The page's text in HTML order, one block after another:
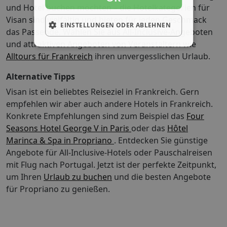
und Hotel buchen möchten – die Hotelkategorien für
Visan sind vielfältig und bieten für jeden Geschmack
das Passende. Wählen Sie aus All-Inclusive-Angeboten
und attraktiven Angeboten von Veranstaltern wie
Alltours für Frankreich ihren unvergesslichen Urlaub.
Alternative Tipps
Visan ist ein beliebtes Reiseziel in Frankreich. Gern
empfehlen wir aber auch andere Hotels in Frankreich.
Konkrete Empfehlungen sind zum Beispiel das Four
Seasons Hotel George V in Paris oder das Hôtel
Marinca & Spa in Propriano . Entdecken Sie günstige
Angebote für All-Inclusive-Hotels oder Pauschalreisen
mit Flug nach Portugal. Jetzt ist der perfekte Zeitpunkt,
um Ihren Urlaub zu buchen und die besten Angebote
für Propriano zu genießen.
EINSTELLUNGEN ODER ABLEHNEN